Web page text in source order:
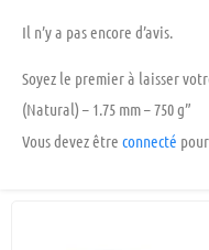
Il n’y a pas encore d’avis.
Soyez le premier à laisser
(Natural) – 1.75 mm – 750 g”
Vous devez être connecté